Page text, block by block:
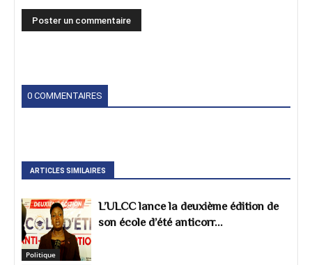
0 COMMENTAIRES
ARTICLES SIMILAIRES
Politique
L’ULCC lance la deuxième édition de
son école d’été anticorr...